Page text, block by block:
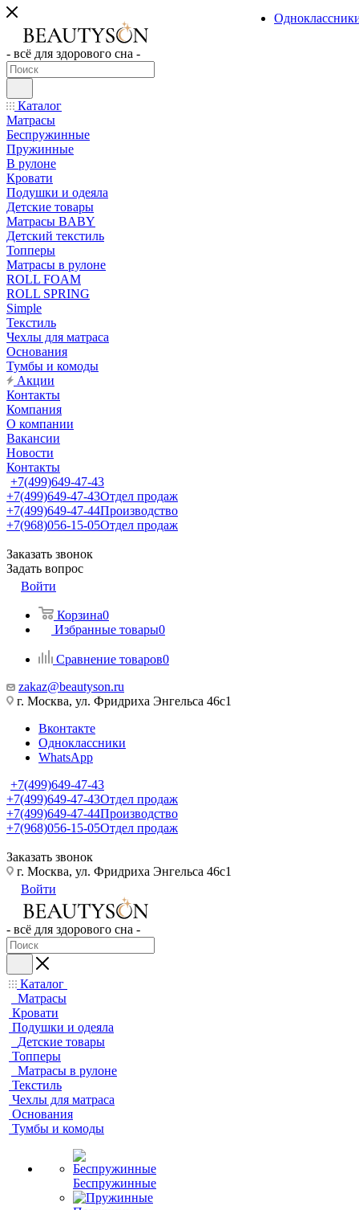
- всё для здорового сна -
Каталог
Матрасы
Беспружинные
Пружинные
В рулоне
Кровати
Подушки и одеяла
Детские товары
Матрасы BABY
Детский текстиль
Топперы
Матрасы в рулоне
ROLL FOAM
ROLL SPRING
Simple
Текстиль
Чехлы для матраса
Основания
Тумбы и комоды
Акции
Контакты
Компания
О компании
Вакансии
Новости
Контакты
+7(499)649-47-43
+7(499)649-47-43Отдел продаж
+7(499)649-47-44Производство
+7(968)056-15-05Отдел продаж
Заказать звонок
Задать вопрос
Войти
Корзина0
Избранные товары0
Сравнение товаров0
zakaz@beautyson.ru
г. Москва, ул. Фридриха Энгельса 46с1
Вконтакте
Одноклассники
WhatsApp
+7(499)649-47-43
+7(499)649-47-43Отдел продаж
+7(499)649-47-44Производство
+7(968)056-15-05Отдел продаж
Заказать звонок
г. Москва, ул. Фридриха Энгельса 46с1
Войти
- всё для здорового сна -
Каталог
Матрасы
Кровати
Подушки и одеяла
Детские товары
Топперы
Матрасы в рулоне
Текстиль
Чехлы для матраса
Основания
Тумбы и комоды
Беспружинные